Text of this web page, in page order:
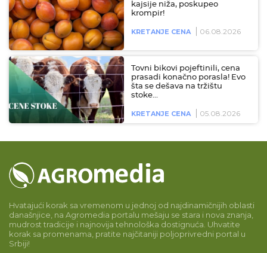
kajsije niža, poskupeo
krompir!
KRETANJE CENA 06.08.2026
Tovni bikovi pojeftinili, cena
prasadi konačno porasla! Evo
šta se dešava na tržištu
stoke…
KRETANJE CENA 05.08.2026
Hvatajući korak sa vremenom u jednoj od najdinamičnijih oblasti
današnjice, na Agromedia portalu mešaju se stara i nova znanja,
mudrost tradicije i najnovija tehnološka dostignuća. Uhvatite
korak sa promenama, pratite najčitaniji poljoprivredni portal u
Srbiji!